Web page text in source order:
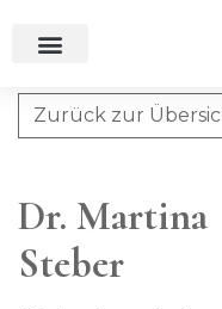
Zurück zur
Dr. Martina Steber
Dr. Martina
Steber